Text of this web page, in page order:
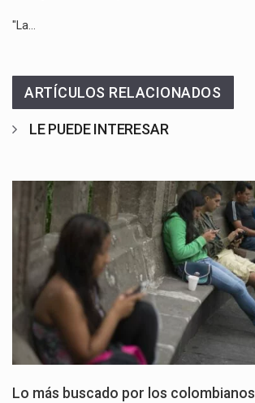
"La…
ARTÍCULOS RELACIONADOS
LE PUEDE INTERESAR
Lo más buscado por los colombianos